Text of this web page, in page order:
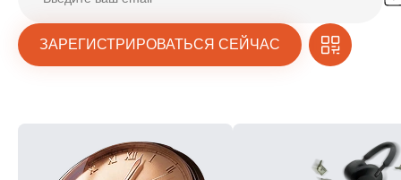
ЗАРЕГИСТРИРОВАТЬСЯ СЕЙЧАС